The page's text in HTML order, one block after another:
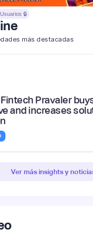
🔒
más destacadas
Pravaler
and increases
Ver más insights y